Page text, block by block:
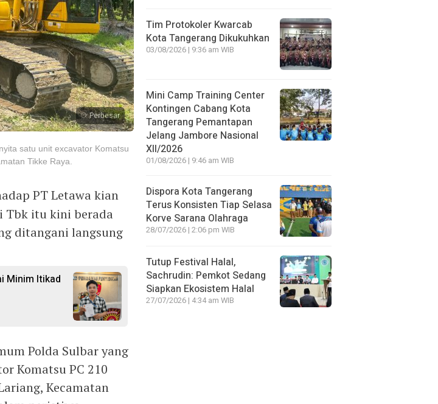
Perbesar
satu unit excavator Komatsu
Tikke Raya.
PT Letawa kian
Tbk itu kini berada
ditangani langsung
Minim Itikad
Polda Sulbar yang
Komatsu PC 210
Kecamatan
Tim Protokoler Kwarcab
Kota Tangerang Dikukuhkan
03/08/2026 | 9:36 am WIB
Mini Camp Training Center
Kontingen Cabang Kota
Tangerang Pemantapan
Jelang Jambore Nasional
XII/2026
01/08/2026 | 9:46 am WIB
Dispora Kota Tangerang
Terus Konsisten Tiap Selasa
Korve Sarana Olahraga
28/07/2026 | 2:06 pm WIB
Tutup Festival Halal,
Sachrudin: Pemkot Sedang
Siapkan Ekosistem Halal
27/07/2026 | 4:34 am WIB